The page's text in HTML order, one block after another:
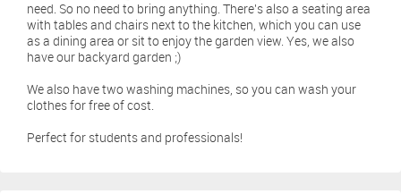
need. So no need to bring anything. There's also a seating area
with tables and chairs next to the kitchen, which you can use
as a dining area or sit to enjoy the garden view. Yes, we also
have our backyard garden ;)
We also have two washing machines, so you can wash your
clothes for free of cost.
Perfect for students and professionals!